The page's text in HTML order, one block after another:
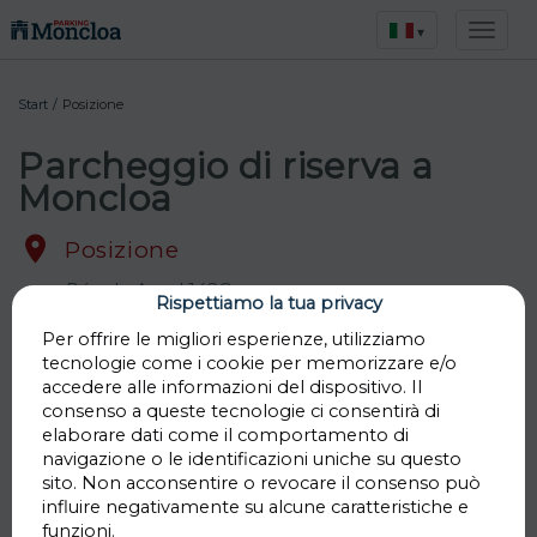
▾
Start / Posizione
Parcheggio di riserva a
Moncloa
 Posizione
Rúa do Areal 142C
 LAT40.43407288064478
LNG-3.7177702402396604
Vai
Rispettiamo la tua privacy
Per offrire le migliori esperienze, utilizziamo
tecnologie come i cookie per memorizzare e/o
accedere alle informazioni del dispositivo. Il
consenso a queste tecnologie ci consentirà di
elaborare dati come il comportamento di
navigazione o le identificazioni uniche su questo
sito. Non acconsentire o revocare il consenso può
influire negativamente su alcune caratteristiche e
funzioni.